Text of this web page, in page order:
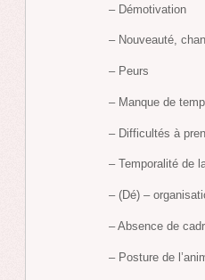
– Démotivation
– Nouveauté,
– Peurs
– Manque de
– Difficultés à
– Temporalité de
– (Dé) –
– Absence de
– Posture de